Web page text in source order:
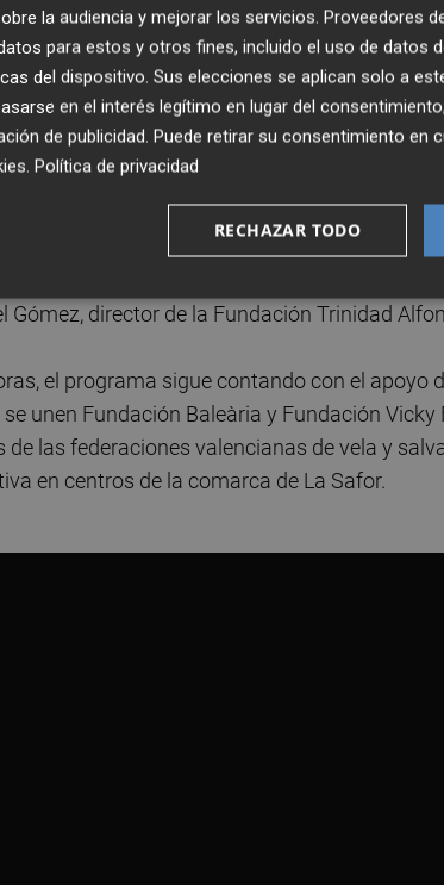
desde la Fundación se asume el gasto
federativos, quienes también ofrecen
en cuestión.
este proyecto. Nació con un
las clases dedicadas a Educación Física.
porque nos parece muy interesante
muchos deportes, más allá de los más
incremente, en un futuro, el número de
director de la Fundación Trinidad
el programa sigue contando con el apoyo
unen Fundación Baleària y Fundación Vicky
las federaciones valencianas de vela y
en centros de la comarca de La Safor.
la audiencia y mejorar los servicios. Proveedores
para estos y otros fines, incluido el uso de datos
del dispositivo. Sus elecciones se aplican solo a
en el interés legítimo en lugar del
de publicidad. Puede retirar su consentimiento en
. Política de privacidad
RECHAZAR TODO